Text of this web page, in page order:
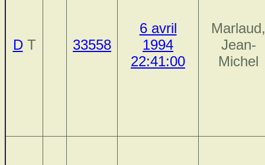
DT 33558
6 avril
1994
22:41:00
Marlaud,
Jean-
Michel